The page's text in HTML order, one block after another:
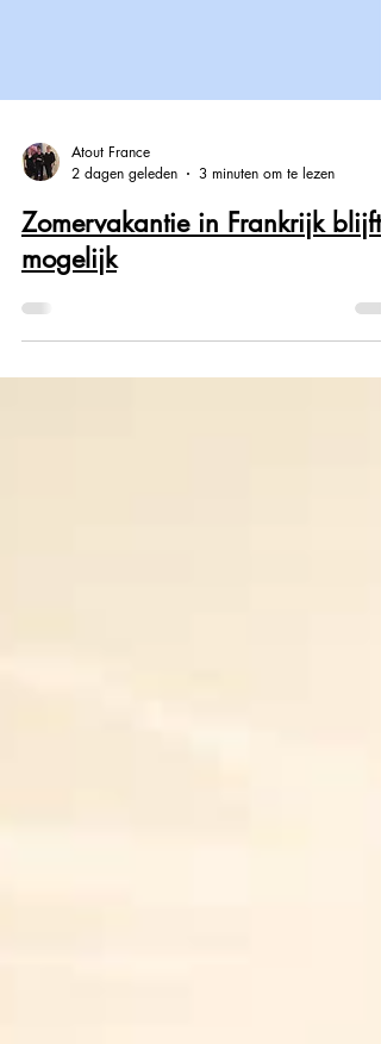
Atout France
2 dagen geleden
Zomervakantie in Frankrijk blijft
mogelijk